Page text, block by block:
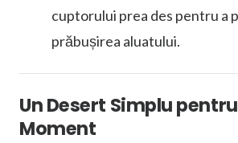
cuptorului prea des pentru a
prăbușirea aluatului.
Un Desert Simplu
Moment